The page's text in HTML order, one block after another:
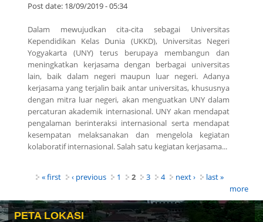
Post date: 18/09/2019 - 05:34
Dalam mewujudkan cita-cita sebagai Universitas
Kependidikan Kelas Dunia (UKKD), Universitas Negeri
Yogyakarta (UNY) terus berupaya membangun dan
meningkatkan kerjasama dengan berbagai universitas
lain, baik dalam negeri maupun luar negeri. Adanya
kerjasama yang terjalin baik antar universitas, khususnya
dengan mitra luar negeri, akan menguatkan UNY dalam
percaturan akademik internasional. UNY akan mendapat
pengalaman berinteraksi internasional serta mendapat
kesempatan melaksanakan dan mengelola kegiatan
kolaboratif internasional. Salah satu kegiatan kerjasama...
« first ‹ previous 1 2 3 4 next ›
last »
more
PETA LOKASI